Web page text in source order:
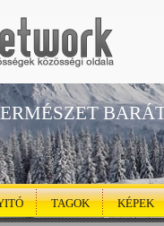
TAGOK KÉPEK